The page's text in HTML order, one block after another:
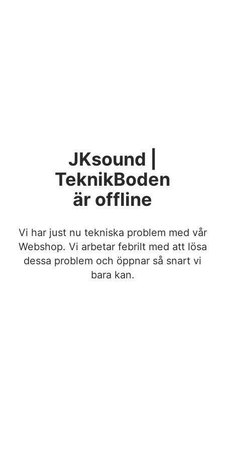
JKsound |
TeknikBoden
är offline
Vi har just nu tekniska problem med vår
Webshop. Vi arbetar febrilt med att lösa
dessa problem och öppnar så snart vi
bara kan.